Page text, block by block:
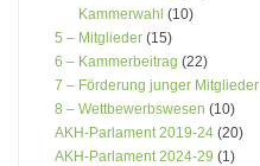
Kammerwahl (10)
5 – Mitglieder (15)
6 – Kammerbeitrag (22)
7 – Förderung junger Mitglieder
8 – Wettbewerbswesen (10)
AKH-Parlament 2019-24 (20)
AKH-Parlament 2024-29 (1)